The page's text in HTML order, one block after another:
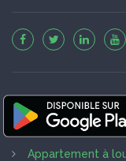
Appartement à